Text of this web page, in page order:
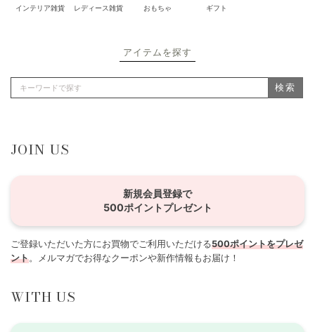
インテリア雑貨 レディース雑貨 おもちゃ ギフト
アイテムを探す
検索
JOIN US
新規会員登録で
500ポイントプレゼント
ご登録いただいた方にお買物でご利用いただける500ポイントをプレゼ
ント。メルマガでお得なクーポンや新作情報もお届け！
WITH US